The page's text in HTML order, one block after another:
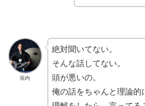
垣内
絶対聞いてない。
そんな話してない。
頭が悪いの。
俺の話をちゃんと理論的